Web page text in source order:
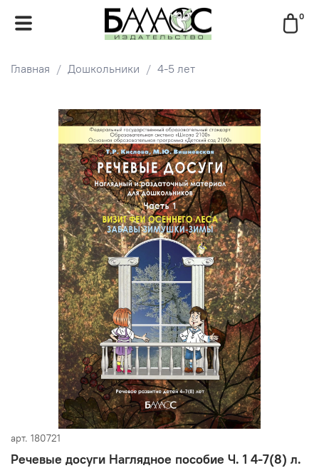
0
Главная Дошкольники 4-5 лет
арт. 180721
Речевые досуги Наглядное пособие Ч. 1 4-7(8) л.